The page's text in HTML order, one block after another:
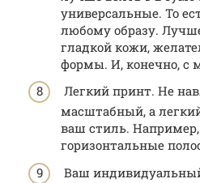
универсальные. То
любому образу.
гладкой кожи,
формы. И, конечно, с
Легкий принт. Не
масштабный, а
ваш стиль.
горизонтальные
Ваш